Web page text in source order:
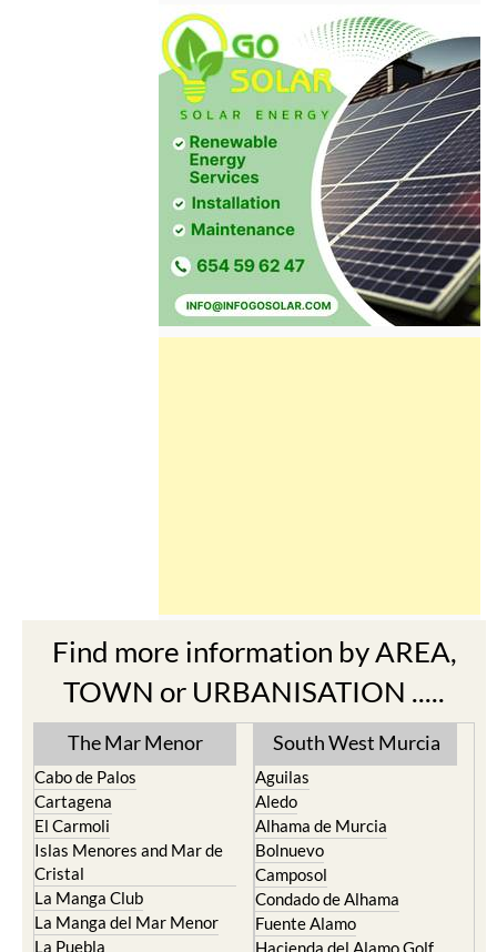
Find more information by AREA,
TOWN or URBANISATION .....
The Mar Menor
Cabo de Palos
Cartagena
El Carmoli
Islas Menores and Mar de
Cristal
La Manga Club
South West Murcia
Aguilas
Aledo
Alhama de Murcia
Bolnuevo
Camposol
Condado de Alhama